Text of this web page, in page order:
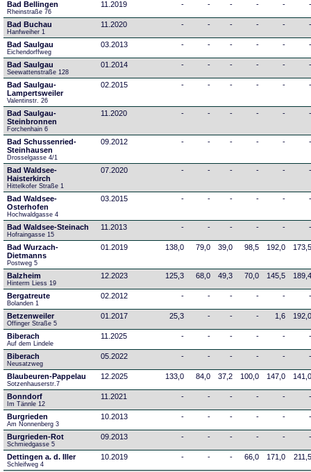
Bad Bellingen
Rheinstraße 76
11.2019 - - - - -
Bad Buchau
Hanfweiher 1
11.2020 - - - - -
Bad Saulgau
Eichendorffweg
03.2013 - - - - -
Bad Saulgau
Seewattenstraße 128
01.2014 - - - - -
Bad Saulgau-
Lampertsweiler
Valentinstr. 26
02.2015 - - - - -
Bad Saulgau-
Steinbronnen
Forchenhain 6
11.2020 - - - - -
Bad Schussenried-
Steinhausen
Drosselgasse 4/1
09.2012 - - - - -
Bad Waldsee-
Haisterkirch
Hittelkofer Straße 1
07.2020 - - - - -
Bad Waldsee-
Osterhofen
Hochwaldgasse 4
03.2015 - - - - -
Bad Waldsee-Steinach
Hofraingasse 15
11.2013 - - - - -
Bad Wurzach-
Dietmanns
Postweg 5
01.2019 138,0 79,0 39,0 98,5 192,0
Balzheim
Hinterm Liess 19
12.2023 125,3 68,0 49,3 70,0 145,5
Bergatreute
Bolanden 1
02.2012 - - - - -
Betzenweiler
Offinger Straße 5
01.2017 25,3 - - - 1,6
Biberach
Auf dem Lindele
11.2025 - - - - -
Biberach
Neusatzweg
05.2022 - - - - -
Blaubeuren-Pappelau
Sotzenhauserstr.7
12.2025 133,0 84,0 37,2 100,0 147,0
Bonndorf
Im Tännle 12
11.2021 - - - - -
Burgrieden
Am Nonnenberg 3
10.2013 - - - - -
Burgrieden-Rot
Schmiedgasse 5
09.2013 - - - - -
Dettingen a. d. Iller
Schleifweg 4
10.2019 - - - 66,0 171,0